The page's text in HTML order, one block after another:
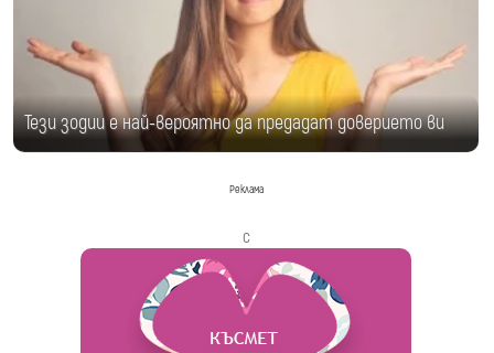
Тези зодии е най-вероятно да предадат доверието ви
Реклама
с